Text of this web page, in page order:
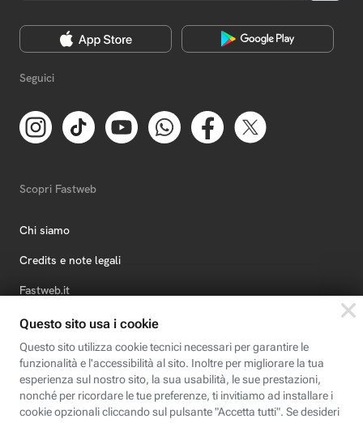
Seguici
Scopri Fastweb
Chi siamo
Credits e note legali
Fastweb.it
Formazione
Fastweb Digital Academy
STEP FuturAbility District